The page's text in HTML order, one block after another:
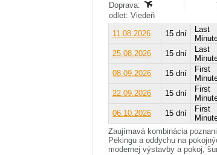
Doprava:
odlet: Viedeň
11.08.2026
15 dní
Last
25.08.2026 15 dní
Last
08.09.2026 15 dní
First
22.09.2026 15 dní
First
06.10.2026 15 dní
First
Zaujímavá kombinácia
Pekingu a oddychu na
modernej výstavby a pokoj,